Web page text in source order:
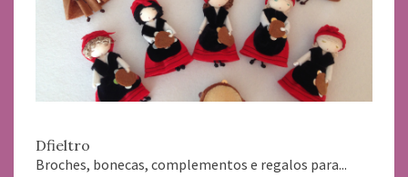
Dfieltro
Broches, bonecas, complementos e regalos para...